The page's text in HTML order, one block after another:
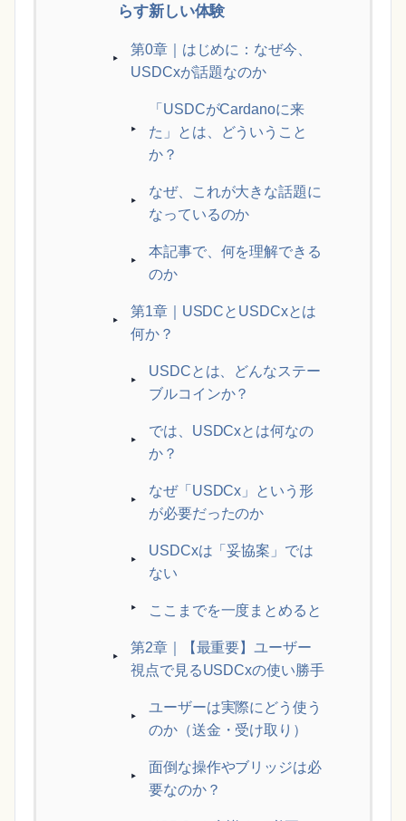
らす新しい体験
第0章｜はじめに：なぜ今、
USDCxが話題なのか
「USDCがCardanoに来
た」とは、どういうこと
か？
なぜ、これが大きな話題に
なっているのか
本記事で、何を理解できる
のか
第1章｜USDCとUSDCxとは
何か？
USDCとは、どんなステー
ブルコインか？
では、USDCxとは何なの
か？
なぜ「USDCx」という形
が必要だったのか
USDCxは「妥協案」では
ない
ここまでを一度まとめると
第2章｜【最重要】ユーザー
視点で見るUSDCxの使い勝手
ユーザーは実際にどう使う
のか（送金・受け取り）
面倒な操作やブリッジは必
要なのか？